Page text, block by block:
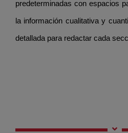
predeterminadas con espacios
la información cualitativa y
detallada para redactar cada